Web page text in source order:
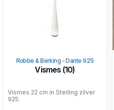
Robbe & Berking - Dante 925
Vismes (10)
Vismes 22 cm in Sterling zilver
925.